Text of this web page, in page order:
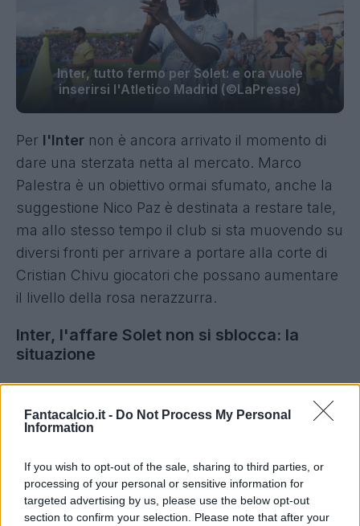
Fantacalcio.it - Do Not Process My Personal
Information
If you wish to opt-out of the sale, sharing to third parties, or
processing of your personal or sensitive information for
targeted advertising by us, please use the below opt-out
section to confirm your selection. Please note that after your
Inter, tutto fermo per Solet: e ora vuole
inserirsi l'Atletico Madrid (©LaPresse)
Per l'Inter non è ancora arrivato il momento di
dare una sterzata netta al mercato. Marco
Palestra è un obiettivo ormai sfumato, anche la
suggestione Nico Paz è destinata a restare tale,
ma allo stesso tempo il club si sta muovendo su
diversi fronti per arrivare a portare alla corte di
Cristian Chivu giocatori che possano aumentare
il livello della rosa nerazzurra.
Inter, l'affare Solet non si sblocca: la
situazione
Secondo quanto riportato da Gazzetta.it, un altro
degli obiettivi nerazzurri resta ad oggi all'interno
di un'operazione che non decolla: l'Inter ha
non si è arrivati ancora all'accordo con
l'Udinese.